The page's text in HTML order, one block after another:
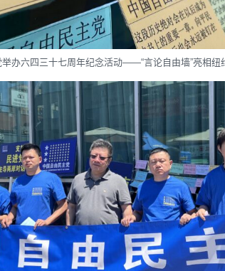
举办六四三十七周年纪念活动——“言论自由墙”亮相纽